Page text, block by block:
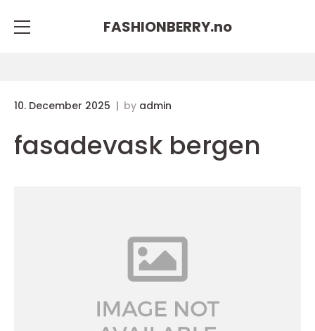
FASHIONBERRY.no
10. December 2025 by admin
fasadevask bergen